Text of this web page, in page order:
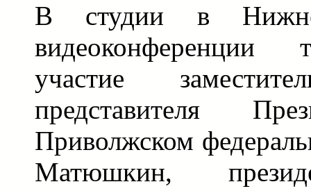
В студии в
видеоконференции
участие
представителя
Приволжском
Матюшкин,